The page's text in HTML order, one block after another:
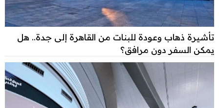
تأشيرة ذهاب وعودة للبنات من القاهرة إلى جدة.. هل
يمكن السفر دون مرافق؟